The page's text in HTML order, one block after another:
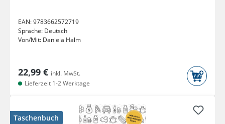
EAN:9783662572719
Sprache: Deutsch
Von/Mit: Daniela Halm
22,99 € inkl. MwSt.
Lieferzeit 1-2 Werktage
Taschenbuch